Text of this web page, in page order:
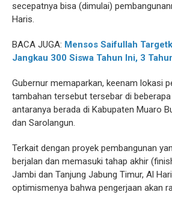
secepatnya bisa (dimulai)
Haris.
BACA JUGA: Mensos Saifullah
Jangkau 300 Siswa Tahun Ini, 3
Gubernur memaparkan, keenam lokasi
tambahan tersebut tersebar di beberapa
antaranya berada di Kabupaten Muaro
dan Sarolangun.
Terkait dengan proyek pembangunan
berjalan dan memasuki tahap akhir
Jambi dan Tanjung Jabung Timur, Al
optimismenya bahwa pengerjaan akan